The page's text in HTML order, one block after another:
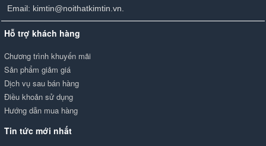
Email: kimtin@noithatkimtin.vn.
Hỗ trợ khách hàng
Chương trình khuyến mãi
Sản phẩm giảm giá
Dịch vụ sau bán hàng
Điều khoản sử dụng
Hướng dẫn mua hàng
Tin tức mới nhất